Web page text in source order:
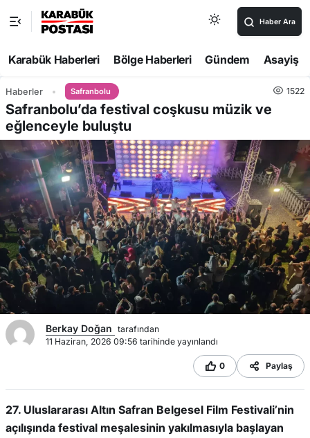
Haber Ara
Karabük Haberleri Bölge Haberleri Gündem Asayiş
Haberler Safranbolu 1522
Safranbolu’da festival coşkusu müzik ve
eğlenceyle buluştu
Berkay Doğan tarafından
11 Haziran, 2026 09:56 tarihinde yayınlandı
0 Paylaş
27. Uluslararası Altın Safran Belgesel Film Festivali’nin
açılışında festival meşalesinin yakılmasıyla başlayan